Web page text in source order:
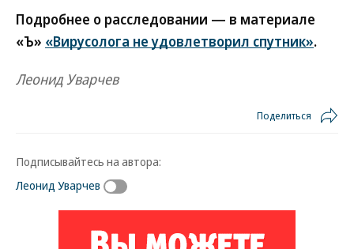
Подробнее о расследовании — в материале
«Ъ» «Вирусолога не удовлетворил спутник».
Леонид Уварчев
Поделиться
Подписывайтесь на автора:
Леонид Уварчев